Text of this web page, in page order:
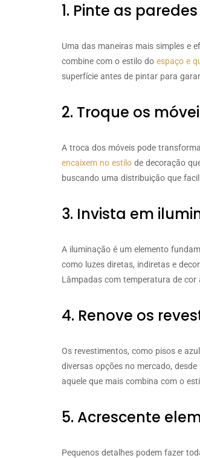
1. Pinte as paredes
Uma das maneiras mais simples e
combine com o estilo do espaço e
superfície antes de pintar para
2. Troque os
A troca dos móveis pode
encaixem no estilo de decoração
buscando uma distribuição que
3. Invista em
A iluminação é um elemento
como luzes diretas, indiretas e
Lâmpadas com temperatura de
4. Renove os
Os revestimentos, como pisos e
diversas opções no mercado, desde
aquele que mais combina com o
5. Acrescente
Pequenos detalhes podem fazer